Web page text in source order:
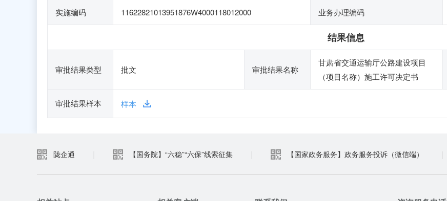
实施编码 11622821013951876W4000118012000 业务办理编码
结果信息
审批结果类型 批文 审批结果名称
甘肃省交通运输厅公路建设项目
（项目名称）施工许可决定书
审批结果样本 样本
陇企通 【国务院】“六稳”“六保”线索征集 【国家政务服务】政务服务投诉（微信端）